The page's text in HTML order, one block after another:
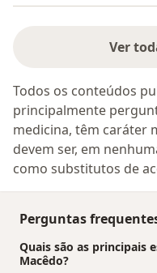
Ver
Todos os conteúdos
principalmente
medicina, têm caráter
devem ser, em
como substitutos de
Perguntas
Quais são as principais
Macêdo?